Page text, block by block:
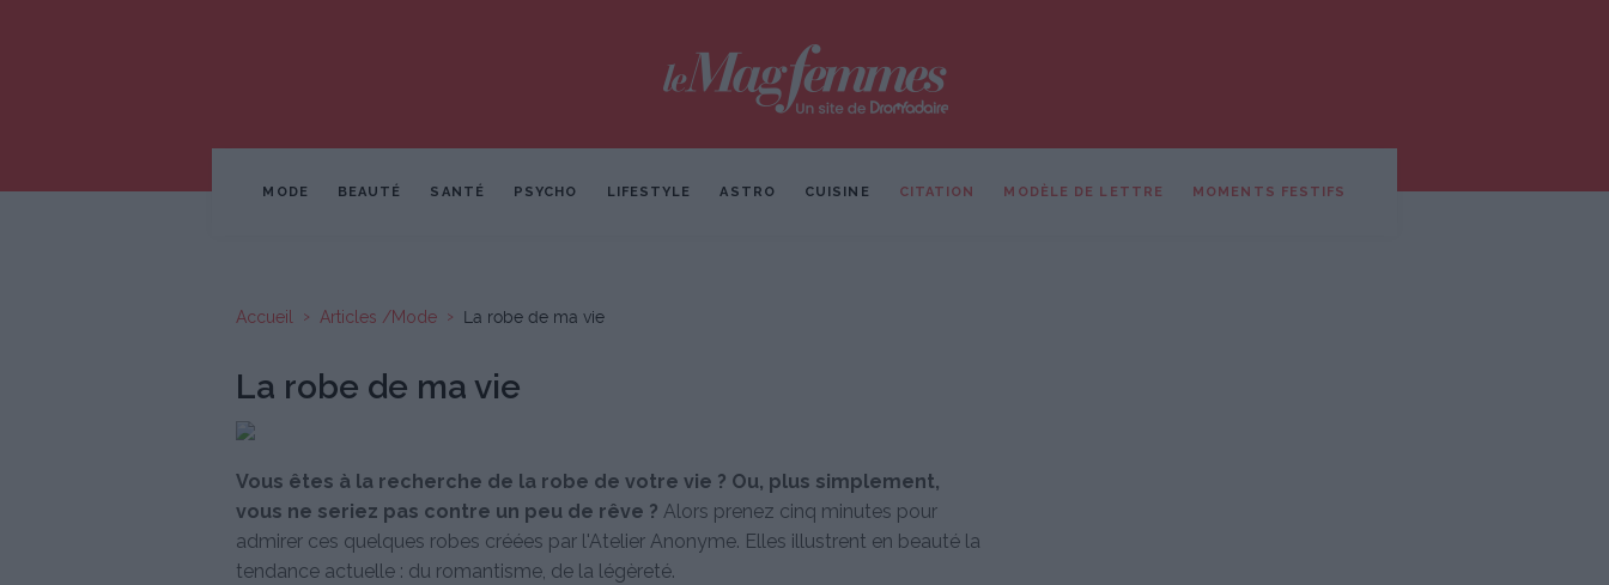
MODE BEAUTÉ SANTÉ PSYCHO LIFESTYLE ASTRO CUISINE CITATION MODÈLE DE LETTRE MOMENTS FESTIFS
Accueil Articles /Mode La robe de ma vie
La robe de ma vie
Vous êtes à la recherche de la robe de votre vie ? Ou, plus simplement,
vous ne seriez pas contre un peu de rêve ? Alors prenez cinq minutes pour
admirer ces quelques robes créées par l'Atelier Anonyme. Elles illustrent en beauté la
tendance actuelle : du romantisme, de la légèreté.